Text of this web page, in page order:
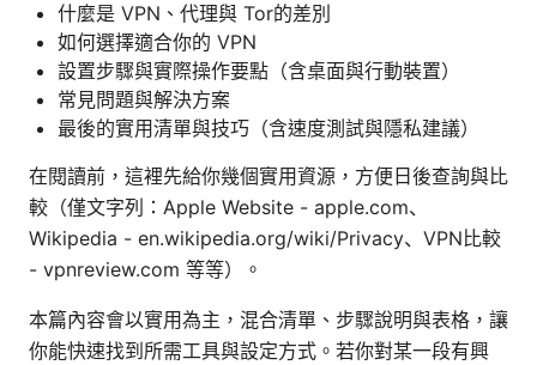
什麼是 VPN、代理與 Tor的差別
如何選擇適合你的 VPN
設置步驟與實際操作要點（含桌面與行動裝置）
常見問題與解決方案
最後的實用清單與技巧（含速度測試與隱私建議）
在閱讀前，這裡先給你幾個實用資源，方便日後查詢與比
較（僅文字列：Apple Website - apple.com、
Wikipedia - en.wikipedia.org/wiki/Privacy、VPN比較
- vpnreview.com 等等）。
本篇內容會以實用為主，混合清單、步驟說明與表格，讓
你能快速找到所需工具與設定方式。若你對某一段有興